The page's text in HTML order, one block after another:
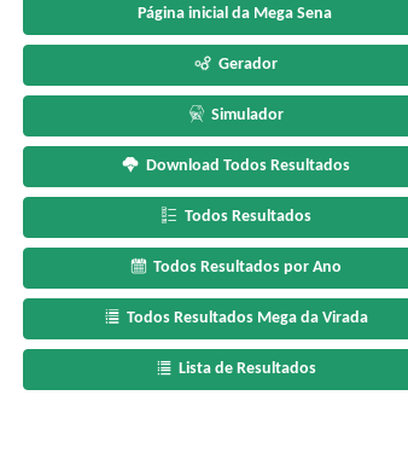
Página inicial da Mega Sena
Gerador
Simulador
Download Todos Resultados
Todos Resultados
Todos Resultados por Ano
Todos Resultados Mega da Virada
Lista de Resultados